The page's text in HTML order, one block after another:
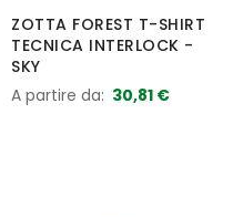
ZOTTA FOREST T-SHIRT
TECNICA INTERLOCK -
SKY
A partire da 30,81 €